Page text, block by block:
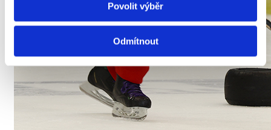
Povolit výběr
Odmítnout